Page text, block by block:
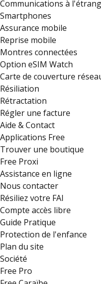
Communications à
Smartphones
Assurance mobile
Reprise mobile
Montres connectées
Option eSIM Watch
Carte de couverture
Résiliation
Rétractation
Régler une facture
Aide & Contact
Applications Free
Trouver une boutique
Free Proxi
Assistance en ligne
Nous contacter
Résiliez votre FAI
Compte accès libre
Guide Pratique
Protection de l'enfance
Plan du site
Société
Free Pro